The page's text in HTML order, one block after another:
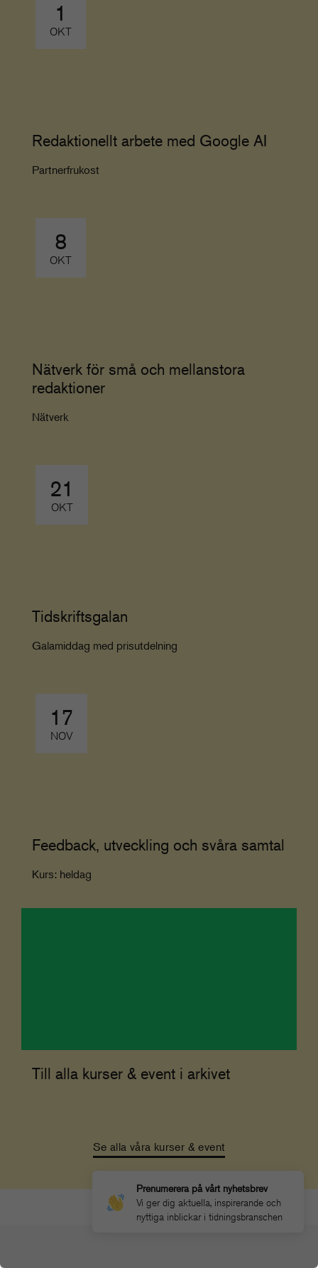
Prenumerera på vårt nyhetsbrev
Vi ger dig aktuella, inspirerande och
nyttiga inblickar i tidningsbranschen
1
OKT
Redaktionellt arbete med Google AI
Partnerfrukost
8
OKT
Nätverk för små och mellanstora
redaktioner
Nätverk
21
OKT
Tidskriftsgalan
Galamiddag med prisutdelning
17
NOV
Feedback, utveckling och svåra samtal
Kurs: heldag
Till alla kurser & event i arkivet
Se alla våra kurser & event